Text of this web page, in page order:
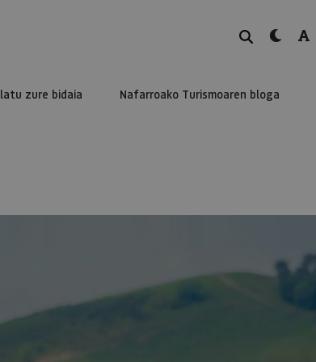
BILATUdark-A-
zure bidaia Nafarroako Turismoaren bloga